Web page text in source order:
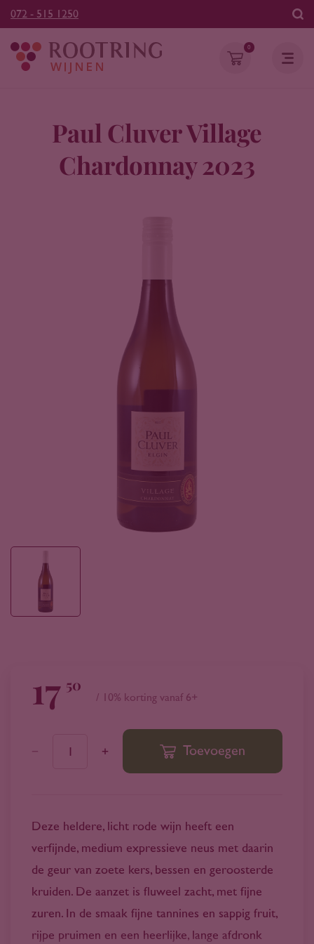
072 - 515 1250
0
Paul Cluver Village
Chardonnay 2023
17 50
/ 10% korting vanaf 6+
Toevoegen
Deze heldere, licht rode wijn heeft een
verfijnde, medium expressieve neus met daarin
de geur van zoete kers, bessen en geroosterde
kruiden. De aanzet is fluweel zacht, met fijne
zuren. In de smaak fijne tannines en sappig fruit,
rijpe pruimen en een heerlijke, lange afdronk